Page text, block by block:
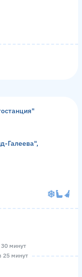
Галеева",
30 минут
25 минут